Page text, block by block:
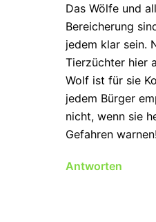
Das Wölfe und
Bereicherung
jedem klar sein.
Tierzüchter hier
Wolf ist für sie
jedem Bürger
nicht, wenn sie
Gefahren warnen!
Antworten